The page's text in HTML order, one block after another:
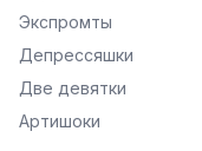
Экспромты
Депрессяшки
Две девятки
Артишоки